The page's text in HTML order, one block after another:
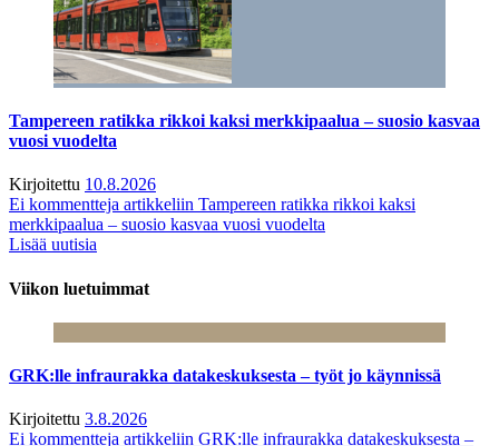
Tampereen ratikka rikkoi kaksi merkkipaalua – suosio kasvaa
vuosi vuodelta
Kirjoitettu 10.8.2026
Ei kommentteja artikkeliin Tampereen ratikka rikkoi kaksi
merkkipaalua – suosio kasvaa vuosi vuodelta
Lisää uutisia
Viikon luetuimmat
GRK:lle infraurakka datakeskuksesta – työt jo käynnissä
Kirjoitettu 3.8.2026
Ei kommentteja artikkeliin GRK:lle infraurakka datakeskuksesta –